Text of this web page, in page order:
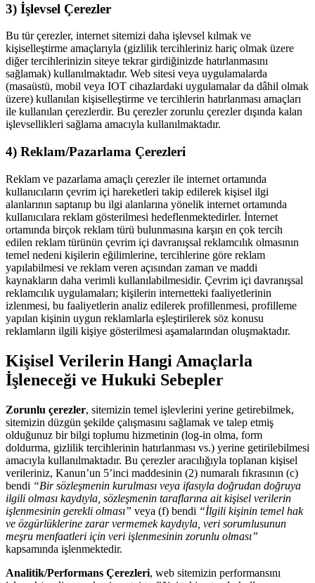
3) İşlevsel Çerezler
Bu tür çerezler, internet sitemizi daha işlevsel kılmak ve
kişiselleştirme amaçlarıyla (gizlilik tercihleriniz hariç olmak üzere
diğer tercihlerinizin siteye tekrar girdiğinizde hatırlanmasını
sağlamak) kullanılmaktadır. Web sitesi veya uygulamalarda
(masaüstü, mobil veya IOT cihazlardaki uygulamalar da dâhil olmak
üzere) kullanılan kişiselleştirme ve tercihlerin hatırlanması amaçları
ile kullanılan çerezlerdir. Bu çerezler zorunlu çerezler dışında kalan
işlevsellikleri sağlama amacıyla kullanılmaktadır.
4) Reklam/Pazarlama Çerezleri
Reklam ve pazarlama amaçlı çerezler ile internet ortamında
kullanıcıların çevrim içi hareketleri takip edilerek kişisel ilgi
alanlarının saptanıp bu ilgi alanlarına yönelik internet ortamında
kullanıcılara reklam gösterilmesi hedeflenmektedirler. İnternet
ortamında birçok reklam türü bulunmasına karşın en çok tercih
edilen reklam türünün çevrim içi davranışsal reklamcılık olmasının
temel nedeni kişilerin eğilimlerine, tercihlerine göre reklam
yapılabilmesi ve reklam veren açısından zaman ve maddi
kaynakların daha verimli kullanılabilmesidir. Çevrim içi davranışsal
reklamcılık uygulamaları; kişilerin internetteki faaliyetlerinin
izlenmesi, bu faaliyetlerin analiz edilerek profillenmesi, profilleme
yapılan kişinin uygun reklamlarla eşleştirilerek söz konusu
reklamların ilgili kişiye gösterilmesi aşamalarından oluşmaktadır.
Kişisel Verilerin Hangi Amaçlarla
İşleneceği ve Hukuki Sebepler
Zorunlu çerezler, sitemizin temel işlevlerini yerine getirebilmek,
sitemizin düzgün şekilde çalışmasını sağlamak ve talep etmiş
olduğunuz bir bilgi toplumu hizmetinin (log-in olma, form
doldurma, gizlilik tercihlerinin hatırlanması vs.) yerine getirilebilmesi
amacıyla kullanılmaktadır. Bu çerezler aracılığıyla toplanan kişisel
verileriniz, Kanun’un 5’inci maddesinin (2) numaralı fıkrasının (c)
bendi “Bir sözleşmenin kurulması veya ifasıyla doğrudan doğruya
ilgili olması kaydıyla, sözleşmenin taraflarına ait kişisel verilerin
işlenmesinin gerekli olması” veya (f) bendi “İlgili kişinin temel hak
ve özgürlüklerine zarar vermemek kaydıyla, veri sorumlusunun
meşru menfaatleri için veri işlenmesinin zorunlu olması”
kapsamında işlenmektedir.
Analitik/Performans Çerezleri, web sitemizin performansını